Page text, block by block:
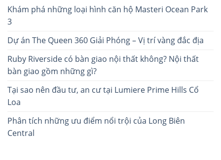
Khám phá những loại hình căn hộ Masteri Ocean Park
3
Dự án The Queen 360 Giải Phóng – Vị trí vàng đắc địa
Ruby Riverside có bàn giao nội thất không? Nội thất
bàn giao gồm những gì?
Tại sao nên đầu tư, an cư tại Lumiere Prime Hills Cổ
Loa
Phân tích những ưu điểm nổi trội của Long Biên
Central